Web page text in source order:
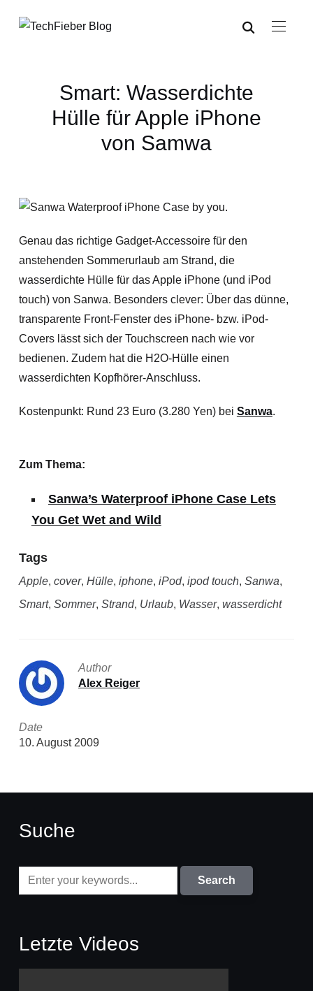
Smart: Wasserdichte
Hülle für Apple iPhone
von Samwa
Genau das richtige Gadget-Accessoire für den
anstehenden Sommerurlaub am Strand, die
wasserdichte Hülle für das Apple iPhone (und iPod
touch) von Sanwa. Besonders clever: Über das dünne,
transparente Front-Fenster des iPhone- bzw. iPod-
Covers lässt sich der Touchscreen nach wie vor
bedienen. Zudem hat die H2O-Hülle einen
wasserdichten Kopfhörer-Anschluss.
Kostenpunkt: Rund 23 Euro (3.280 Yen) bei Sanwa.
Zum Thema:
Sanwa’s Waterproof iPhone Case Lets
You Get Wet and Wild
Tags
Apple, cover, Hülle, iphone, iPod, ipod touch, Sanwa,
Smart, Sommer, Strand, Urlaub, Wasser, wasserdicht
Author
Alex Reiger
Date
10. August 2009
Suche
Letzte Videos